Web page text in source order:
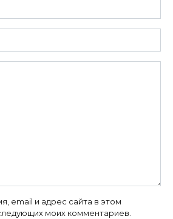
email и адрес сайта в этом
моих комментариев.